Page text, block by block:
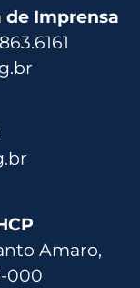
de Imprensa
Amaro,
000